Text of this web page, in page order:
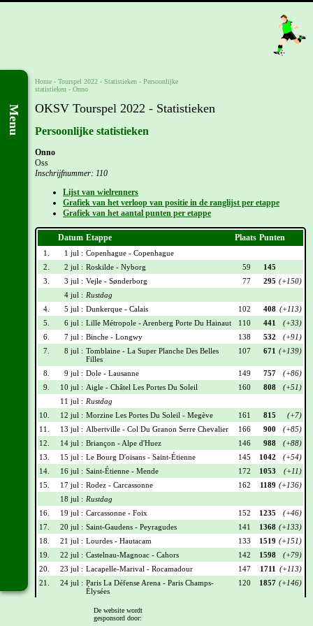
Menu
Home - Tourspel 2022 - Statistieken - Persoonlijke
statistieken - Onno
OKSV Tourspel 2022 - Statistieken
Persoonlijke statistieken
Onno
Oss
Inschrijfnummer: 110
Lijst van wielrenners
Grafiek van het verloop van positie in de ranglijst per etappe
Grafiek van het aantal punten per etappe
Datum Etappe Plaats Punten
1. 1 jul : Copenhague - Copenhague
2.
2 jul : Roskilde - Nyborg 59
145
3.
3 jul : Vejle - Sønderborg 77 295 (+150)
4 jul : Rustdag
4.
5 jul : Dunkerque - Calais 102 408 (+113)
5.
6 jul : Lille Métropole - Arenberg Porte Du Hainaut 110 441
(+33)
6.
7 jul : Binche - Longwy 138 532
(+91)
7.
8 jul : Tomblaine - La Super Planche Des Belles
Filles
107 671 (+139)
8. 9 jul : Dole - Lausanne 149 757
(+86)
9.
10 jul : Aigle - Châtel Les Portes Du Soleil 160 808
(+51)
11 jul : Rustdag
10.
12 jul : Morzine Les Portes Du Soleil - Megève 161 815
(+7)
11.
13 jul : Albertville - Col Du Granon Serre Chevalier 166 900
(+85)
12.
14 jul : Briançon - Alpe d'Huez 146 988
(+88)
13.
15 jul : Le Bourg D'oisans - Saint-Étienne 145 1042
(+54)
14.
16 jul : Saint-Étienne - Mende 172 1053
(+11)
15.
17 jul : Rodez - Carcassonne 162 1189 (+136)
18 jul : Rustdag
16.
19 jul : Carcassonne - Foix 152 1235
(+46)
17.
20 jul : Saint-Gaudens - Peyragudes 141 1368 (+133)
18.
21 jul : Lourdes - Hautacam 133 1519 (+151)
19.
22 jul : Castelnau-Magnoac - Cahors 142 1598
(+79)
20.
23 jul : Lacapelle-Marival - Rocamadour 147 1711 (+113)
21.
24 jul : Paris La Défense Arena - Paris Champs-
Élysées
120 1857 (+146)
Wielrennerslijst
De website wordt
gesponsord door: